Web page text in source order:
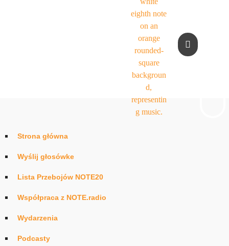
Strona główna
Wyślij głosówke
Lista Przebojów NOTE20
Współpraca z NOTE.radio
Wydarzenia
Podcasty